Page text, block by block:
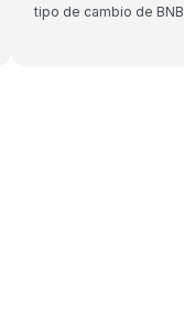
tipo de cambio de